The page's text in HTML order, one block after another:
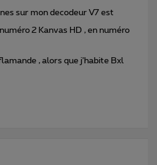
sur mon decodeur V7 est
2 Kanvas HD , en numéro
, alors que j’habite Bxl